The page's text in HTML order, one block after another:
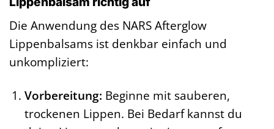
Die Anwendung des NARS Afterglow
Lippenbalsams ist denkbar einfach und
unkompliziert:
Vorbereitung: Beginne mit sauberen,
trockenen Lippen. Bei Bedarf kannst du